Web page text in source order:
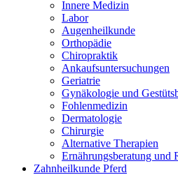
Innere Medizin
Labor
Augenheilkunde
Orthopädie
Chiropraktik
Ankaufsuntersuchungen
Geriatrie
Gynäkologie und
Fohlenmedizin
Dermatologie
Chirurgie
Alternative Therapien
Ernährungsberatung und
Zahnheilkunde Pferd